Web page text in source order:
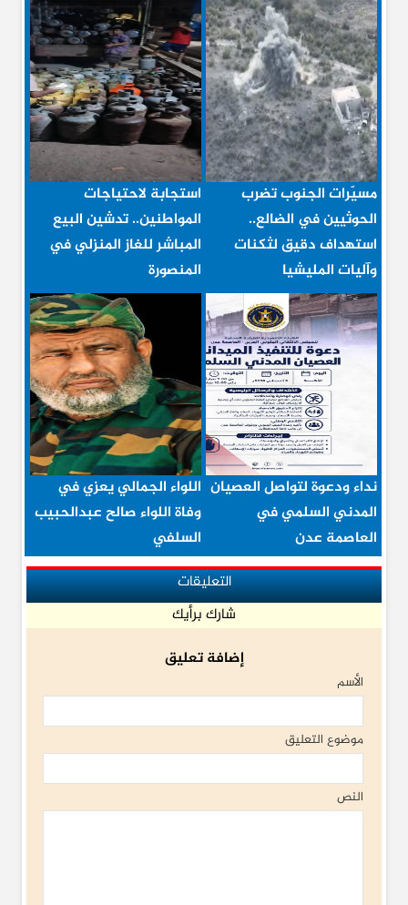
مسيّرات الجنوب تضرب
الحوثيين في الضالع..
استهداف دقيق لثكنات
وآليات المليشيا
استجابة لاحتياجات
المواطنين.. تدشين البيع
المباشر للغاز المنزلي في
المنصورة
نداء ودعوة لتواصل العصيان
المدني السلمي في
العاصمة عدن
اللواء الجمالي يعزي في
وفاة اللواء صالح عبدالحبيب
السلفي
التعليقات
شارك برأيك
إضافة تعليق
الأسم
موضوع التعليق
النص